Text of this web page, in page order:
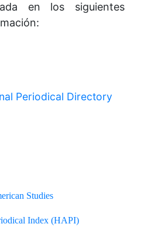
en los siguientes
Periodical Directory
Studies
Index (HAPI)